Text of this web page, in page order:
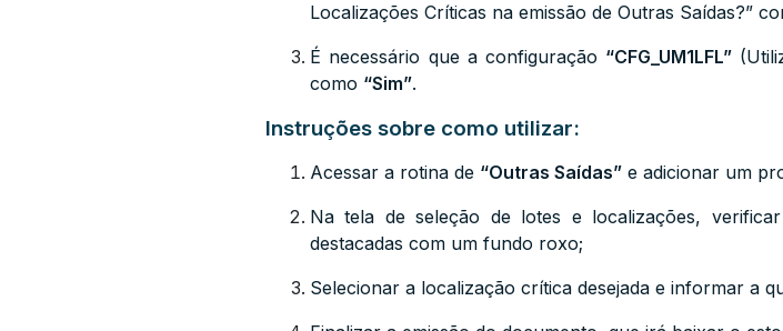
Localizações Críticas na emissão de Outras Saídas?”
É necessário que a configuração “CFG_UM1LFL”
como “Sim”.
Instruções sobre como utilizar:
Acessar a rotina de “Outras Saídas” e adicionar um
Na tela de seleção de lotes e localizações,
destacadas com um fundo roxo;
Selecionar a localização crítica desejada e informar a